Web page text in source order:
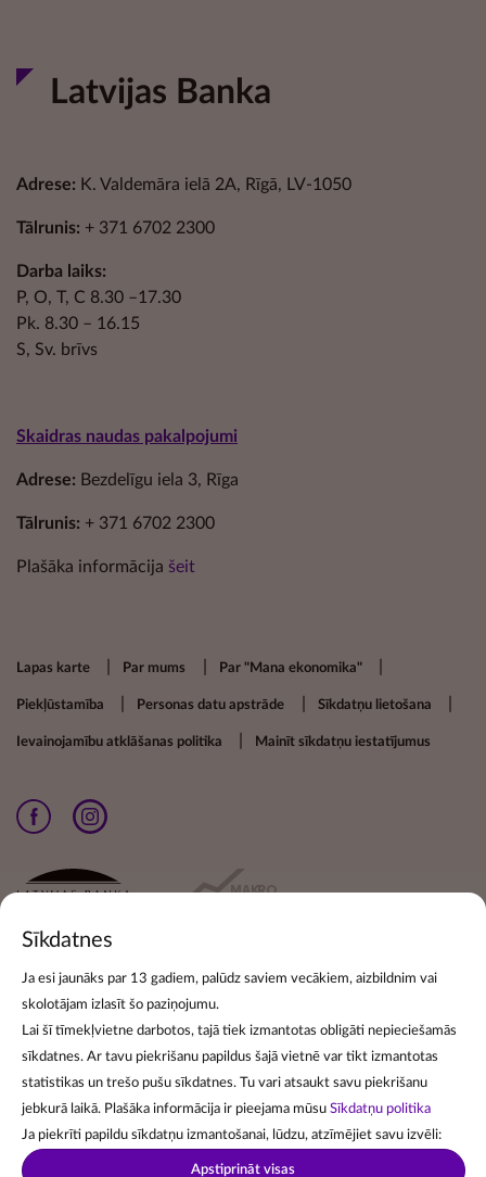
Sīkdatnes
Ja esi jaunāks par 13 gadiem, palūdz saviem vecākiem, aizbildnim vai
skolotājam izlasīt šo paziņojumu.
Lai šī tīmekļvietne darbotos, tajā tiek izmantotas obligāti nepieciešamās
sīkdatnes. Ar tavu piekrišanu papildus šajā vietnē var tikt izmantotas
statistikas un trešo pušu sīkdatnes. Tu vari atsaukt savu piekrišanu
jebkurā laikā. Plašāka informācija ir pieejama mūsu Sīkdatņu politika
Ja piekrīti papildu sīkdatņu izmantošanai, lūdzu, atzīmējiet savu izvēli:
Apstiprināt visas
Latvijas Banka
Adrese: K. Valdemāra ielā 2A, Rīgā, LV-1050
Tālrunis: + 371 6702 2300
Darba laiks:
P, O, T, C 8.30 –17.30
Pk. 8.30 – 16.15
S, Sv. brīvs
Skaidras naudas pakalpojumi
Adrese: Bezdelīgu iela 3, Rīga
Tālrunis: + 371 6702 2300
Plašāka informācija šeit
Footer secondary menu
Lapas karte Par mums Par "Mana ekonomika"
Piekļūstamība Personas datu apstrāde Sīkdatņu lietošana
Ievainojamību atklāšanas politika Mainīt sīkdatņu iestatījumus
Pieraksties jaunumiem
Lai pierakstītos jaunumu izsūtīšanai, norādi savu e-pasta